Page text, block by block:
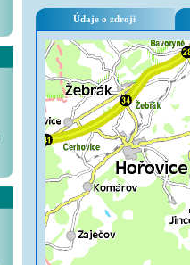
Údaje o zdroji